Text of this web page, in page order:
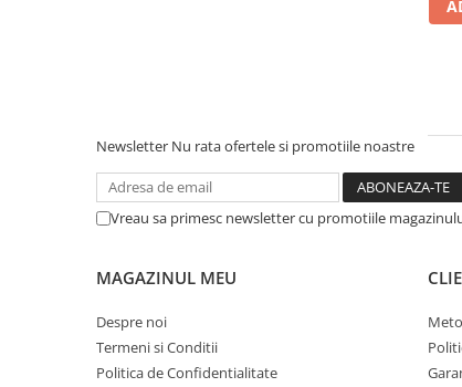
Newsletter Nu rata ofertele si promotiile noastre
Vreau sa primesc newsletter cu promotiile
MAGAZINUL MEU
Despre noi
Termeni si Conditii
Politica de Confidentialitate